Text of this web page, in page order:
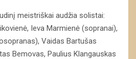
meistriškai audžia solistai:
Ieva Marmienė (sopranai),
Vaidas Bartušas
Bemovas, Paulius Klangauskas